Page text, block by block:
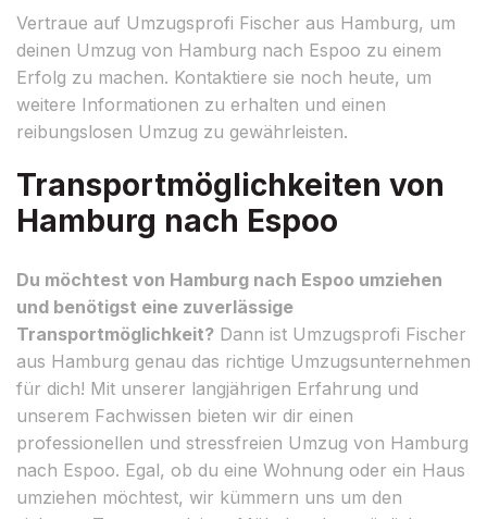
Vertraue auf Umzugsprofi Fischer aus Hamburg, um
deinen Umzug von Hamburg nach Espoo zu einem
Erfolg zu machen. Kontaktiere sie noch heute, um
weitere Informationen zu erhalten und einen
reibungslosen Umzug zu gewährleisten.
Transportmöglichkeiten von
Hamburg nach Espoo
Du möchtest von Hamburg nach Espoo umziehen
und benötigst eine zuverlässige
Transportmöglichkeit? Dann ist Umzugsprofi Fischer
aus Hamburg genau das richtige Umzugsunternehmen
für dich! Mit unserer langjährigen Erfahrung und
unserem Fachwissen bieten wir dir einen
professionellen und stressfreien Umzug von Hamburg
nach Espoo. Egal, ob du eine Wohnung oder ein Haus
umziehen möchtest, wir kümmern uns um den